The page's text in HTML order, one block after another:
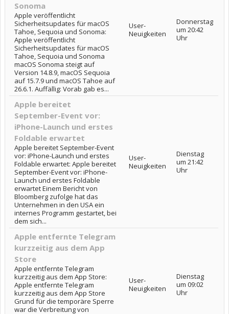
Sonoma
Apple veröffentlicht
Sicherheitsupdates für macOS
Tahoe, Sequoia und Sonoma:
Apple veröffentlicht
Sicherheitsupdates für macOS
Tahoe, Sequoia und Sonoma
macOS Sonoma steigt auf
Version 14.8.9, macOS Sequoia
auf 15.7.9 und macOS Tahoe auf
26.6.1. Auffällig: Vorab gab es...
User-
Neuigkeiten
Donnerstag
um 20:42
Uhr
Apple bereitet
September-Event vor:
iPhone-Launch und erstes
Foldable erwartet
Apple bereitet September-Event
vor: iPhone-Launch und erstes
Foldable erwartet: Apple bereitet
September-Event vor: iPhone-
Launch und erstes Foldable
erwartet Einem Bericht von
Bloomberg zufolge hat das
Unternehmen in den USA ein
internes Programm gestartet, bei
dem sich...
User-
Neuigkeiten
Dienstag
um 21:42
Uhr
Apple entfernte Telegram
kurzzeitig aus dem App
Store
Apple entfernte Telegram
kurzzeitig aus dem App Store:
Apple entfernte Telegram
kurzzeitig aus dem App Store
Grund für die temporäre Sperre
war die Verbreitung von
User-
Neuigkeiten
Dienstag
um 09:02
Uhr